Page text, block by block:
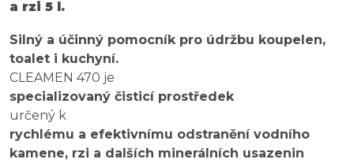
a rzi 5 l.
Silný a účinný pomocník pro údržbu koupelen,
toalet i kuchyní.
CLEAMEN 470 je
specializovaný čisticí prostředek
určený k
rychlému a efektivnímu odstranění vodního
kamene, rzi a dalších minerálních usazenin